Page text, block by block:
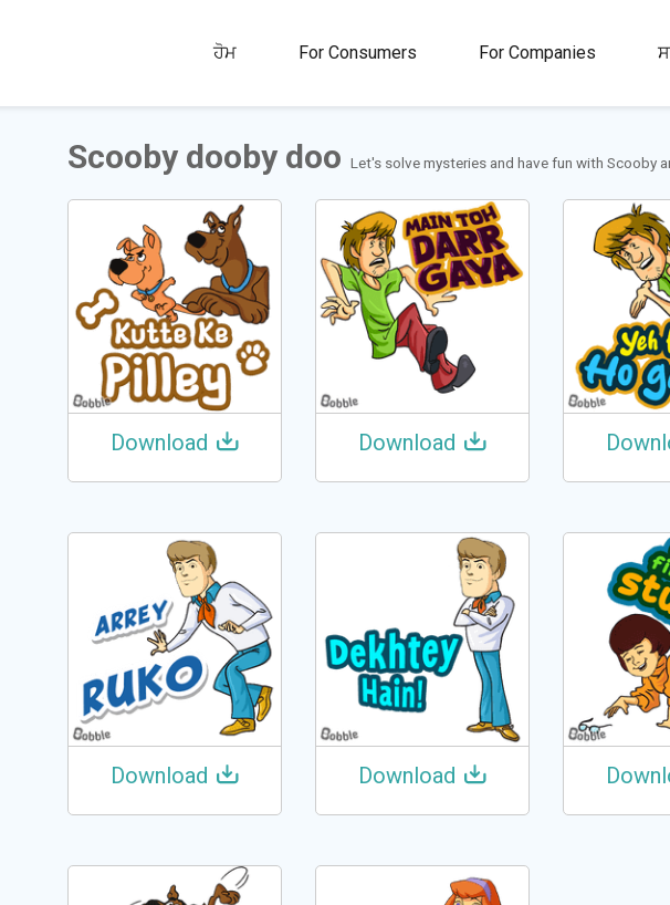
ਹੋਮ For Consumers For Companies
100M+ 4.5
ਰੇਟਿੰਗ
1M+
ਸਟਿੱਕਰ ਅਤੇ GIFs
Scooby dooby doo Let's solve mysteries and have fun with Scooby
Download Download
Download Download